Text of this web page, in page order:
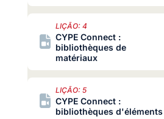
LIÇÃO: 4
CYPE Connect :
bibliothèques de
matériaux
LIÇÃO: 5
CYPE Connect :
bibliothèques d'éléments